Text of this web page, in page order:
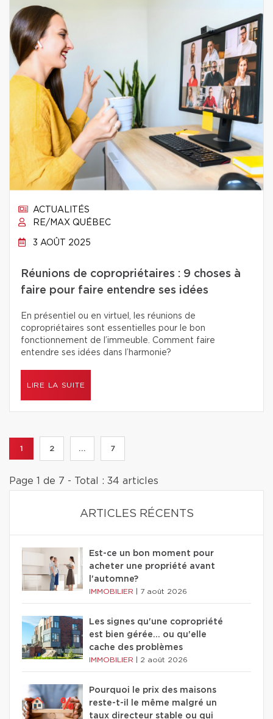
ACTUALITÉS
RE/MAX QUÉBEC
3 AOÛT 2025
Réunions de copropriétaires : 9 choses à
faire pour faire entendre ses idées
En présentiel ou en virtuel, les réunions de
copropriétaires sont essentielles pour le bon
fonctionnement de l’immeuble. Comment faire
entendre ses idées dans l’harmonie?
LIRE LA SUITE
1 2 ... 7
Page 1 de 7 - Total : 34 articles
ARTICLES RÉCENTS
Est-ce un bon moment pour
acheter une propriété avant
l'automne?
IMMOBILIER 7 août 2026
Les signes qu'une copropriété
est bien gérée… ou qu'elle
cache des problèmes
IMMOBILIER 2 août 2026
Pourquoi le prix des maisons
reste-t-il le même malgré un
taux directeur stable ou qui